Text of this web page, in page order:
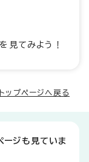
見てみよう！
トップページへ戻る
ージも見ていま